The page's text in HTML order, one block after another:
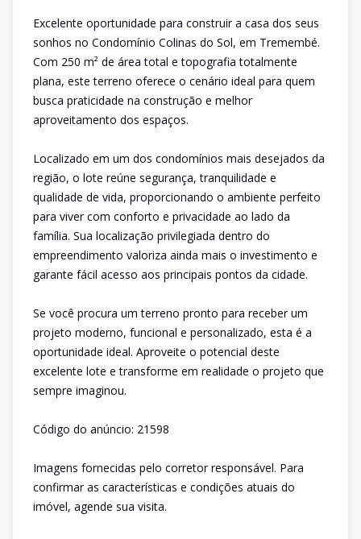
Excelente oportunidade para construir a casa dos seus
sonhos no Condomínio Colinas do Sol, em Tremembé.
Com 250 m² de área total e topografia totalmente
plana, este terreno oferece o cenário ideal para quem
busca praticidade na construção e melhor
aproveitamento dos espaços.
Localizado em um dos condomínios mais desejados da
região, o lote reúne segurança, tranquilidade e
qualidade de vida, proporcionando o ambiente perfeito
para viver com conforto e privacidade ao lado da
família. Sua localização privilegiada dentro do
empreendimento valoriza ainda mais o investimento e
garante fácil acesso aos principais pontos da cidade.
Se você procura um terreno pronto para receber um
projeto moderno, funcional e personalizado, esta é a
oportunidade ideal. Aproveite o potencial deste
excelente lote e transforme em realidade o projeto que
sempre imaginou.
Código do anúncio: 21598
Imagens fornecidas pelo corretor responsável. Para
confirmar as características e condições atuais do
imóvel, agende sua visita.